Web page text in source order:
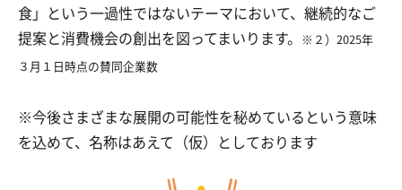
食」という一過性ではないテーマにおいて、継続的なご
提案と消費機会の創出を図ってまいります。 ※２）2025年
３月１日時点の賛同企業数
※今後さまざまな展開の可能性を秘めているという意味
を込めて、名称はあえて（仮）としております